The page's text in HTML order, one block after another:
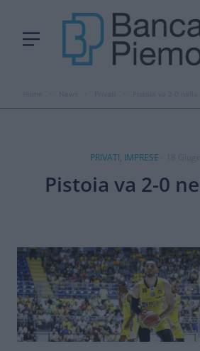
PRIVATI, IMPRESE
Pistoia va 2-0